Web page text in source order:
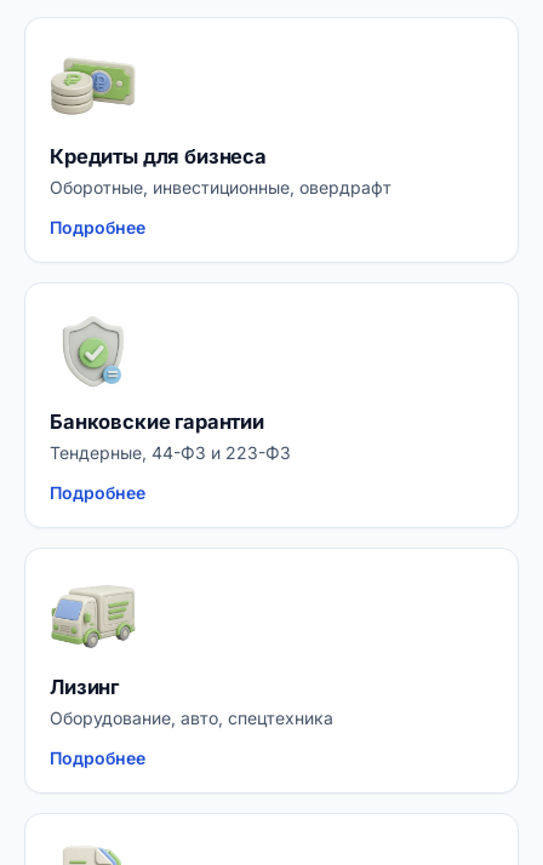
Кредиты для бизнеса
Оборотные, инвестиционные, овердрафт
Подробнее
Банковские гарантии
Тендерные, 44-ФЗ и 223-ФЗ
Подробнее
Лизинг
Оборудование, авто, спецтехника
Подробнее